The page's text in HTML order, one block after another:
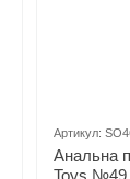
Артикул:
Анальна
Toys №49